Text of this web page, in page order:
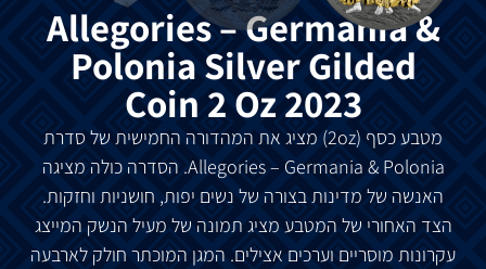
Allegories – Germania &
Polonia Silver Gilded
Coin 2 Oz 2023
מטבעכסף (2oz) מציג את המהדורה החמישית של סדרת
Allegories – Germania & Polonia. הסדרה כולה מציגה
האנשה של מדינותבצורה של נשים יפות, חושניות וחזקות.
הצד האחורי של המטבע מציג תמונה של מעיל הנשק המייצג
עקרונות מוסריים וערכים אצילים. המגן המוכתר חולק לארבעה